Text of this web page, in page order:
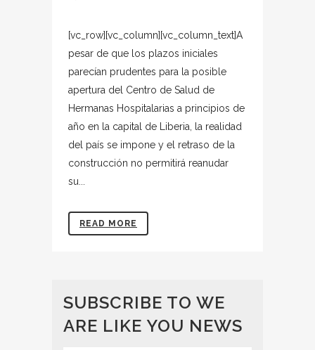
[vc_row][vc_column][vc_column_text]A
pesar de que los plazos iniciales
parecían prudentes para la posible
apertura del Centro de Salud de
Hermanas Hospitalarias a principios de
año en la capital de Liberia, la realidad
del país se impone y el retraso de la
construcción no permitirá reanudar
su...
READ MORE
SUBSCRIBE TO WE
ARE LIKE YOU NEWS